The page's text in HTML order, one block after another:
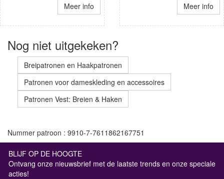
Meer info Meer info
Nog niet uitgekeken?
Breipatronen en Haakpatronen
Patronen voor dameskleding en accessoires
Patronen Vest: Breien & Haken
Nummer patroon : 9910-7-7611862167751
BLIJF OP DE HOOGTE
Ontvang onze nieuwsbrief met de laatste trends en onze speciale
acties!